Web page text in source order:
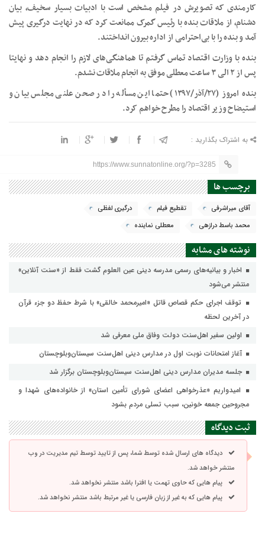
کارمندی که تصویرش در فیلم مشخص است با ادبیات بسیار سخیف، بیان
دشنام، از ملاقات بنده با رئیس گمرک ممانعت کرد که در نهایت درگیری پیش
آمد و بنده را با بی‌احترامی از اداره بیرون انداختند.
بنده با وزارت اقتصاد تماس گرفتم تا هماهنگی‌های لازم را انجام دهد و نهایتا
پس از ۲ الی ۳ ساعت معطلی موفق به انجام ملاقات نشدم.
بنده امروز (٢٧/آذر/١٣٩٧) حتما این مسأله را در صحن علنی مجلس بیان و
استیضاح وزیر اقتصاد را مطرح خواهم کرد.
به اشتراک بگذارید :
https://www.sunnatonline.org/?p=3285
برچسب ها
آقای میراشرفی تقطیع فیلم
درگیری لفظی
محمد باسط درازهی
معطلی نماینده
نوشته های مشابه
اخبار و بیانیه‌های رسمی مدرسه دینی عین العلوم گشت فقط از «سنت آنلاین»
منتشر می‌شود
توقف اجرای حکم قصاص قاتل «امیرمحمد خالقی» با شرط حفظ دو جزء قرآن
در آخرین لحظه
اولین سفیر اهل‌سنت دولت وفاق ملی معرفی شد
آغاز امتحانات نوبت اول در مدارس دینی اهل‌سنت سیستان‌وبلوچستان
جلسه مدیران مدارس دینی اهل‌سنت سیستان‌وبلوچستان برگزار شد
امیدواریم «عذرخواهی اعضای شورای تأمین استان» از خانواده‌های شهدا و
مجروحین جمعه خونین، سبب تسلی مردم بشود
ثبت دیدگاه
دیدگاه های ارسال شده توسط شما، پس از تایید توسط تیم مدیریت در وب
منتشر خواهد شد.
پیام هایی که حاوی تهمت یا افترا باشد منتشر نخواهد شد.
پیام هایی که به غیر از زبان فارسی یا غیر مرتبط باشد منتشر نخواهد شد.